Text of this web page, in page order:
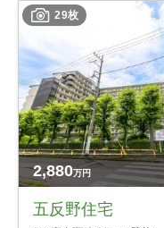
29枚
2,880万円
五反野住宅